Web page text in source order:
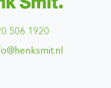
506 1920